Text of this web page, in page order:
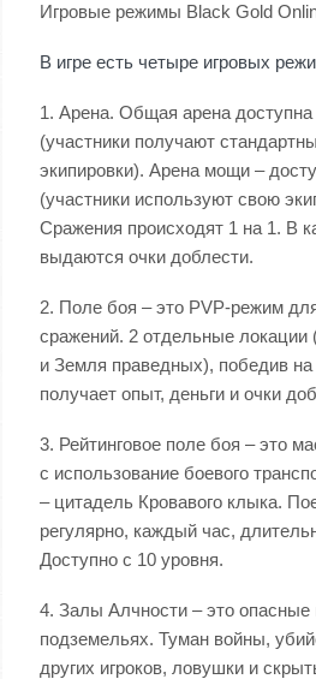
Игровые режимы Black Gold
В игре есть четыре игровых
1. Арена. Общая арена доступна
(участники получают
экипировки). Арена мощи –
(участники используют свою
Сражения происходят 1 на 1. В
выдаются очки доблести.
2. Поле боя – это PVP-режим
сражений. 2 отдельные
и Земля праведных), победив на
получает опыт, деньги и очки
3. Рейтинговое поле боя – это
с использование боевого
– цитадель Кровавого клыка.
регулярно, каждый час,
Доступно с 10 уровня.
4. Залы Алчности – это опасные
подземельях. Туман войны,
других игроков, ловушки и